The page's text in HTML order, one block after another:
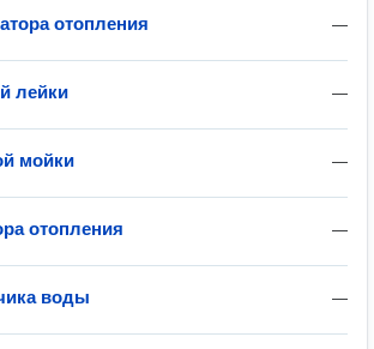
—
отопления
—
лейки
—
мойки
—
отопления
—
воды